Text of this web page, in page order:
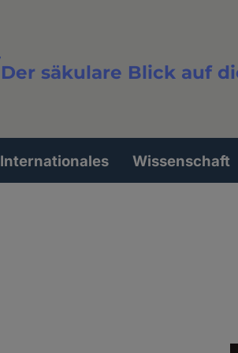
Der säkulare Blick auf
Volltextsuche
Internationales Wissenschaft